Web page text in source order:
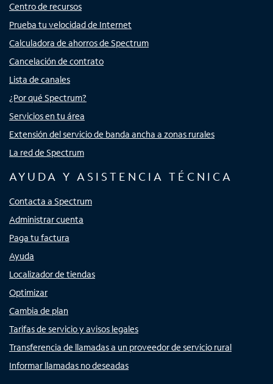
Centro de recursos
Prueba tu velocidad de Internet
Calculadora de ahorros de Spectrum
Cancelación de contrato
Lista de canales
¿Por qué Spectrum?
Servicios en tu área
Extensión del servicio de banda ancha a zonas rurales
La red de Spectrum
AYUDA Y ASISTENCIA TÉCNICA
Contacta a Spectrum
Administrar cuenta
Paga tu factura
Ayuda
Localizador de tiendas
Optimizar
Cambia de plan
Tarifas de servicio y avisos legales
Transferencia de llamadas a un proveedor de servicio rural
Informar llamadas no deseadas